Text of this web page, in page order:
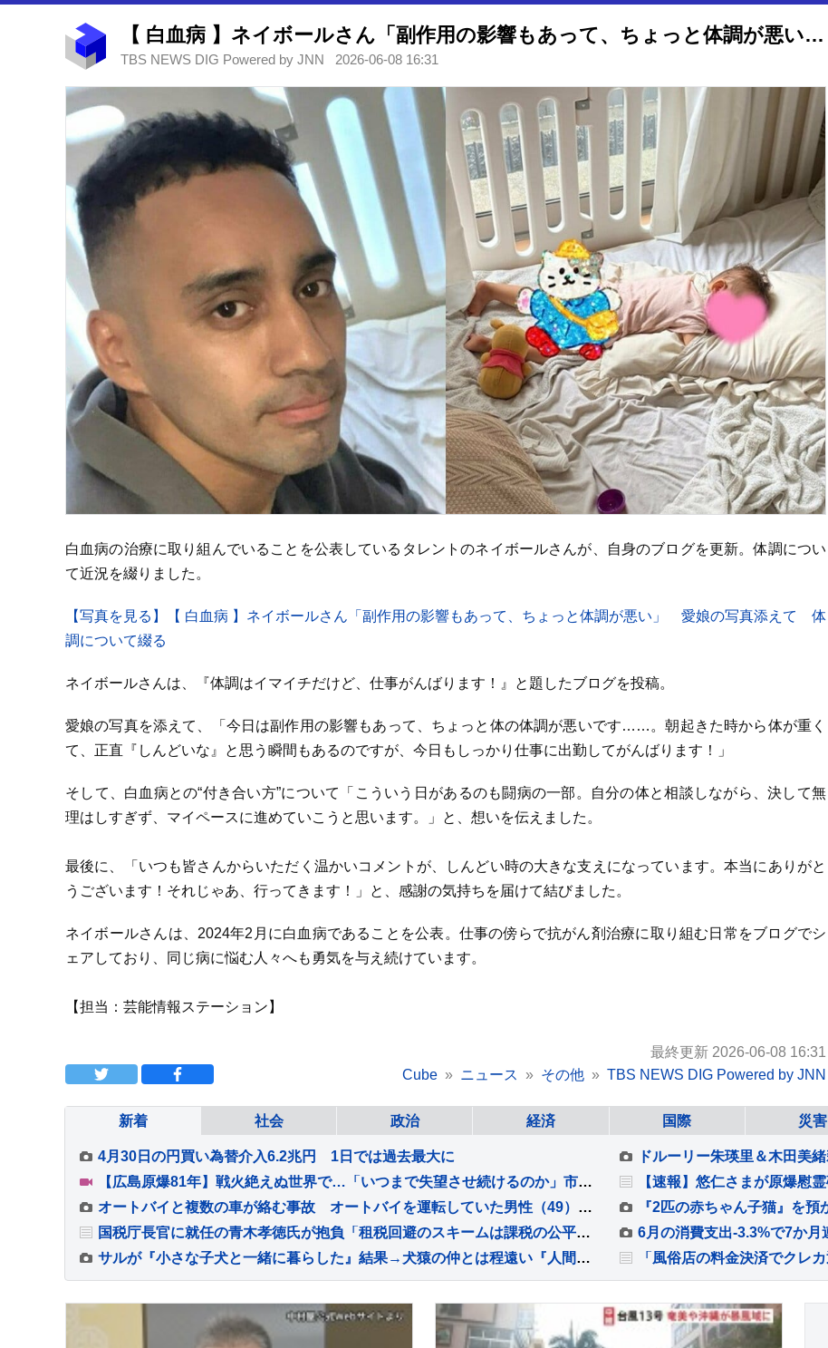
【 白血病 】ネイボールさん「副作用の影響もあって、ちょっと体調が悪い」 愛娘の写真添えて 体調について綴る
TBS NEWS DIG Powered by JNN 2026-06-08 16:31
白血病の治療に取り組んでいることを公表しているタレントのネイボールさんが、自身のブログを更新。体調につい
て近況を綴りました。
【写真を見る】【 白血病 】ネイボールさん「副作用の影響もあって、ちょっと体調が悪い」 愛娘の写真添えて 体
調について綴る
ネイボールさんは、『体調はイマイチだけど、仕事がんばります！』と題したブログを投稿。
愛娘の写真を添えて、「今日は副作用の影響もあって、ちょっと体の体調が悪いです……。朝起きた時から体が重く
て、正直『しんどいな』と思う瞬間もあるのですが、今日もしっかり仕事に出勤してがんばります！」
そして、白血病との“付き合い方”について「こういう日があるのも闘病の一部。自分の体と相談しながら、決して無
理はしすぎず、マイペースに進めていこうと思います。」と、想いを伝えました。
最後に、「いつも皆さんからいただく温かいコメントが、しんどい時の大きな支えになっています。本当にありがと
うございます！それじゃあ、行ってきます！」と、感謝の気持ちを届けて結びました。
ネイボールさんは、2024年2月に白血病であることを公表。仕事の傍らで抗がん剤治療に取り組む日常をブログでシ
ェアしており、同じ病に悩む人々へも勇気を与え続けています。
【担当：芸能情報ステーション】
最終更新 2026-06-08 16:31
Cube
ニュース その他 TBS NEWS DIG Powered by JNN
新着 社会 政治 経済 国際 災害
4月30日の円買い為替介入6.2兆円 1日では過去最大に
【広島原爆81年】戦火絶えぬ世界で…「いつまで失望させ続けるのか」市長が核兵器廃絶訴え 式典に過去最多の参列も記憶継承に課題【news23】
オートバイと複数の車が絡む事故 オートバイを運転していた男性（49）が死亡 当初警察は現場から車が立ち去ったとみて捜査も その後ひき逃げの可能性は低く
国税庁長官に就任の青木孝徳氏が抱負「租税回避のスキームは課税の公平が損なわれ、納税者の信頼を揺るがす」
サルが『小さな子犬と一緒に暮らした』結果→犬猿の仲とは程遠い『人間のように可愛がる光景』にほっこり 互いに大好きが伝わる姿が微笑ましい